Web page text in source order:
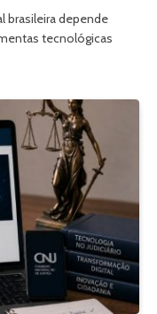
brasileira depende
tecnológicas